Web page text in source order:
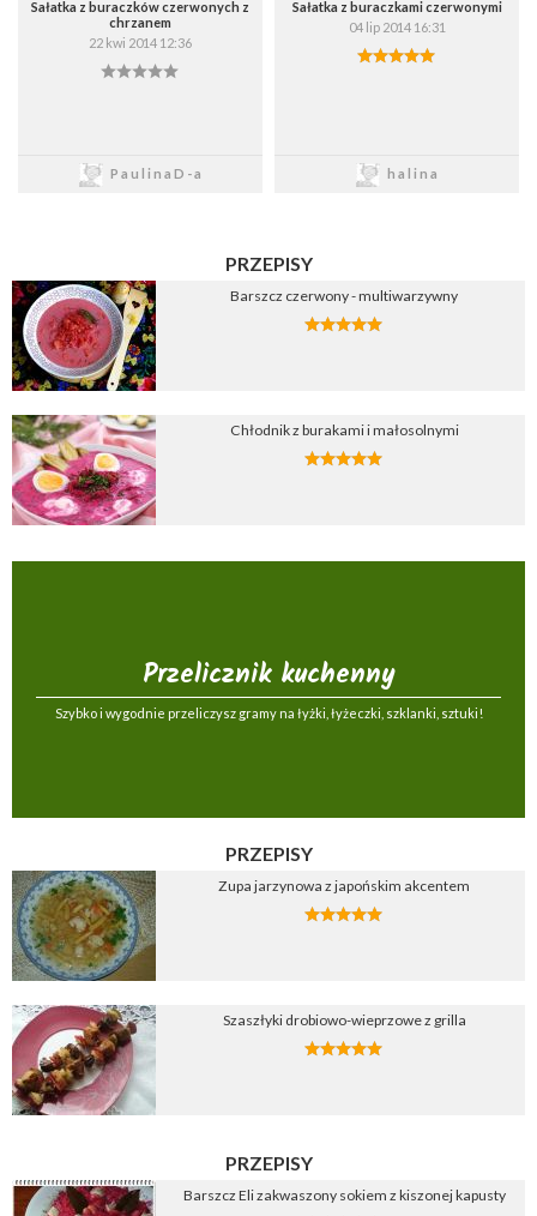
Sałatka z buraczków czerwonych z
chrzanem
22 kwi 2014 12:36
PaulinaD-a
Sałatka z buraczkami czerwonymi
04 lip 2014 16:31
halina
Zapisz
PRZEPISY
Barszcz czerwony - multiwarzywny
Chłodnik z burakami i małosolnymi
Przelicznik kuchenny
Szybko i wygodnie przeliczysz gramy na łyżki, łyżeczki, szklanki, sztuki!
PRZEPISY
Zupa jarzynowa z japońskim akcentem
Szaszłyki drobiowo-wieprzowe z grilla
PRZEPISY
Barszcz Eli zakwaszony sokiem z kiszonej kapusty